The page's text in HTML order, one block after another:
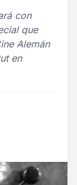
con
que
Alemán
en